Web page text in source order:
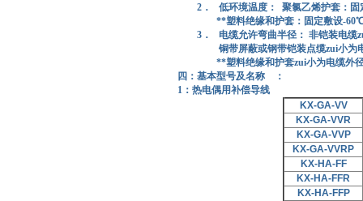
2． 低环境温度： 聚氯乙烯护套：
**塑料绝缘和护套：固定敷设-60℃
3．
电缆允许弯曲半径： 非铠装电缆
铜带屏蔽或钢带铠装点缆zui小为电
**塑料绝缘和护套zui小为电缆外径
四：基本型号及名称 ：
1：热电偶用补偿导线
KX-GA-VV
KX-GA-VVR
KX-GA-VVP
KX-GA-VVRP
KX-HA-FF
KX-HA-FFR
KX-HA-FFP